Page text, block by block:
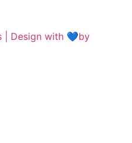
| Design with 💙by